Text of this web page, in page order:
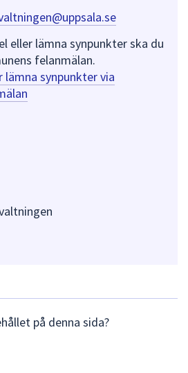
eller lämna synpunkter ska du
felanmälan.
lämna synpunkter via
på denna sida?